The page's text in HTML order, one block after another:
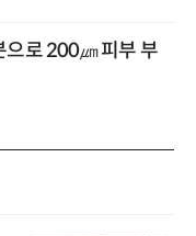
으로 200㎛ 피부 부